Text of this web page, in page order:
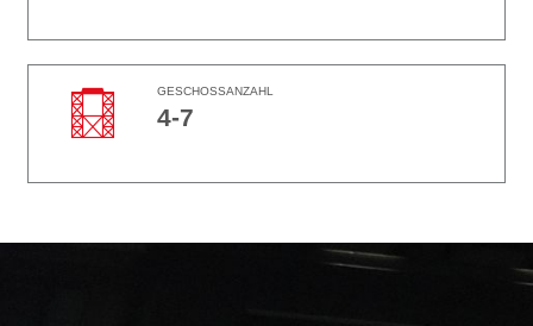
GESCHOSSANZAHL
4-7